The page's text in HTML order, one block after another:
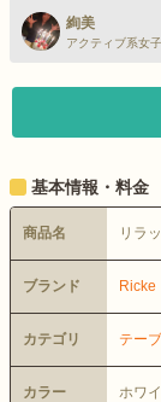
絢美
アクティブ系女
基本情報・料金
商品名 リラ
ブランド Ricke
カテゴリ テー
カラー ホワ